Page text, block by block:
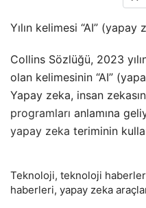
Yılın kelimesi “AI” (yapay
Collins Sözlüğü, 2023
olan kelimesinin “AI”
Yapay zeka, insan
programları anlamına
yapay zeka teriminin
Teknoloji, teknoloji
haberleri, yapay zeka